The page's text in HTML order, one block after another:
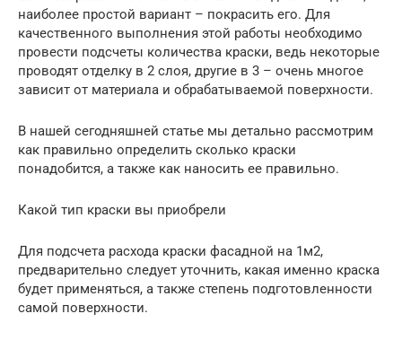
наиболее простой вариант – покрасить его. Для
качественного выполнения этой работы необходимо
провести подсчеты количества краски, ведь некоторые
проводят отделку в 2 слоя, другие в 3 – очень многое
зависит от материала и обрабатываемой поверхности.
В нашей сегодняшней статье мы детально рассмотрим
как правильно определить сколько краски
понадобится, а также как наносить ее правильно.
Какой тип краски вы приобрели
Для подсчета расхода краски фасадной на 1м2,
предварительно следует уточнить, какая именно краска
будет применяться, а также степень подготовленности
самой поверхности.